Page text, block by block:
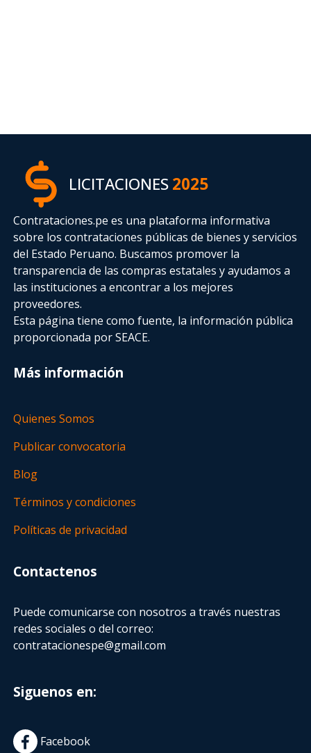
LICITACIONES2025
Contrataciones.pe es una plataforma informativa
sobre los contrataciones públicas de bienes y servicios
del Estado Peruano. Buscamos promover la
transparencia de las compras estatalesy ayudamos a
las instituciones a encontrar a los mejores
proveedores.
Esta página tiene como fuente, la información pública
proporcionada por SEACE.
Más información
Quienes Somos
Publicar convocatoria
Blog
Términos y condiciones
Políticas de privacidad
Contactenos
Puede comunicarse con nosotros a través nuestras
redes sociales o del correo:
contratacionespe@gmail.com
Siguenos en:
Facebook